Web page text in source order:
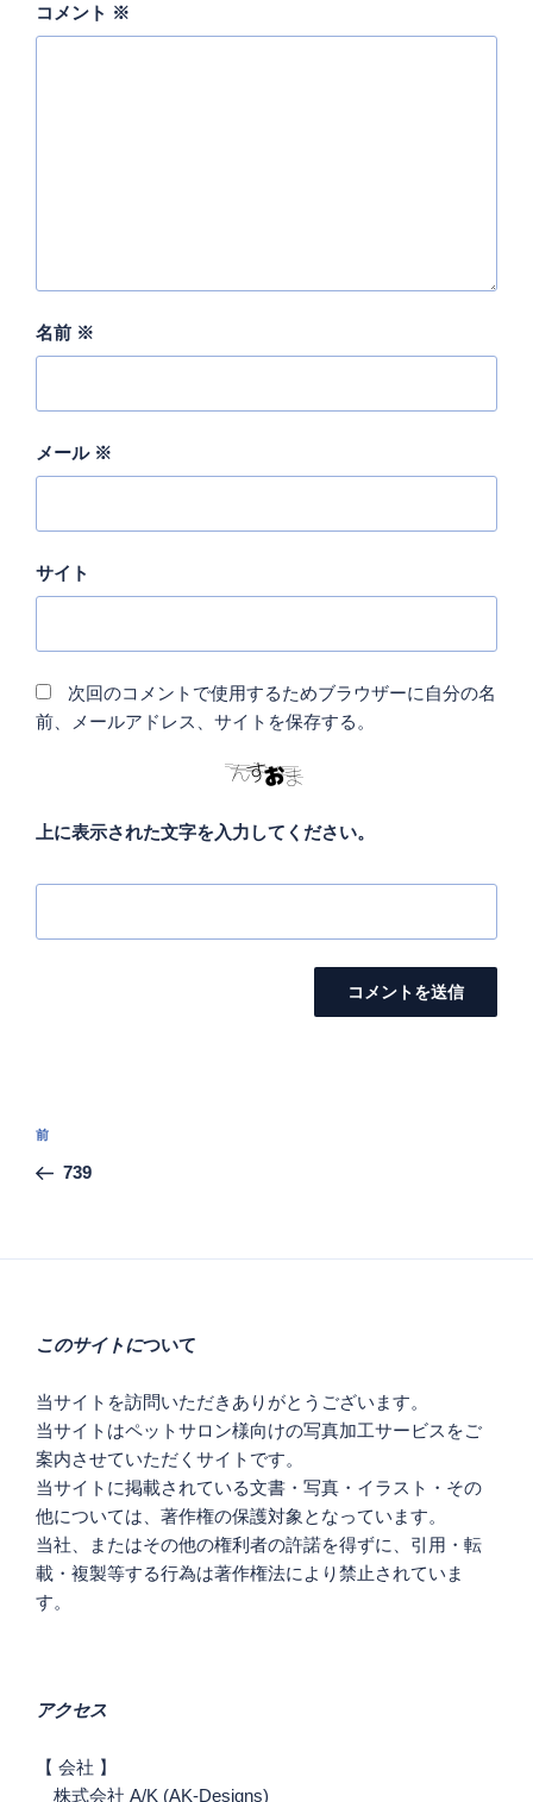
コメント ※
名前 ※
メール ※
サイト
次回のコメントで使用するためブラウザーに自分の名
前、メールアドレス、サイトを保存する。
上に表示された文字を入力してください。
投
ナ
ゲ
ョ
ン
前
の
前
739
このサイトについて
当サイトを訪問いただきありがとうございます。
当サイトはペットサロン様向けの写真加工サービスをご
案内させていただくサイトです。
当サイトに掲載されている文書・写真・イラスト・その
他については、著作権の保護対象となっています。
当社、またはその他の権利者の許諾を得ずに、引用・転
載・複製等する行為は著作権法により禁止されていま
す。
アクセス
【 会社 】
株式会社 A/K (AK-Designs)